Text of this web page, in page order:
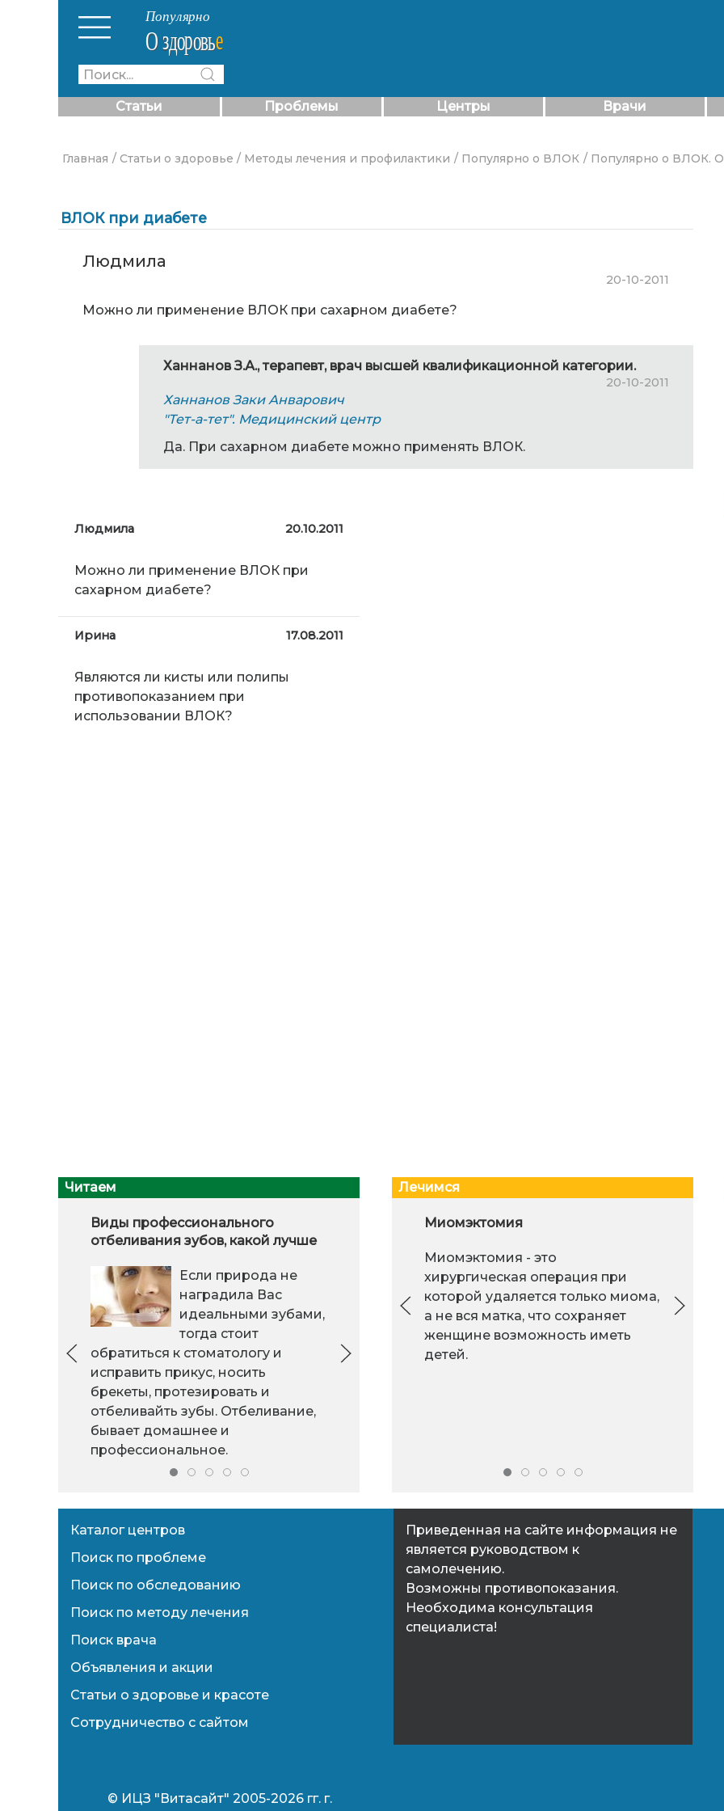
Статьи Проблемы Центры Врачи
Главная / Статьи о здоровье / Методы лечения и профилактики / Популярно о ВЛОК / Популярно о ВЛОК.
ВЛОК при диабете
Людмила
20-10-2011
Можно ли применение ВЛОК при сахарном диабете?
Ханнанов З.А., терапевт, врач высшей квалификационной категории.
20-10-2011
Ханнанов Заки Анварович
"Тет-а-тет". Медицинский центр
Да. При сахарном диабете можно применять ВЛОК.
Людмила 20.10.2011
Можно ли применение ВЛОК при
сахарном диабете?
Ирина 17.08.2011
Являются ли кисты или полипы
противопоказанием при
использовании ВЛОК?
Читаем
Виды профессионального
отбеливания зубов, какой лучше
Если природа не
наградила Вас
идеальными зубами,
тогда стоит
обратиться к стоматологу и
исправить прикус, носить
брекеты, протезировать и
отбеливайть зубы. Отбеливание,
бывает домашнее и
профессиональное.
Редукционная маммопластика -
Редукционная
маммопластика -
процедура
уменьшения размера груди
женщины хирургическим путем.
Лечимся
Миомэктомия
Миомэктомия - это
хирургическая операция при
которой удаляется только миома,
а не вся матка, что сохраняет
женщине возможность иметь
детей.
Каталог центров
Поиск по проблеме
Поиск по обследованию
Поиск по методу лечения
Поиск врача
Объявления и акции
Статьи о здоровье и красоте
Сотрудничество с сайтом
Приведенная на сайте информация не
является руководством к
самолечению.
Возможны противопоказания.
Необходима консультация
специалиста!
© ИЦЗ "Витасайт" 2005-2026 гг. г.